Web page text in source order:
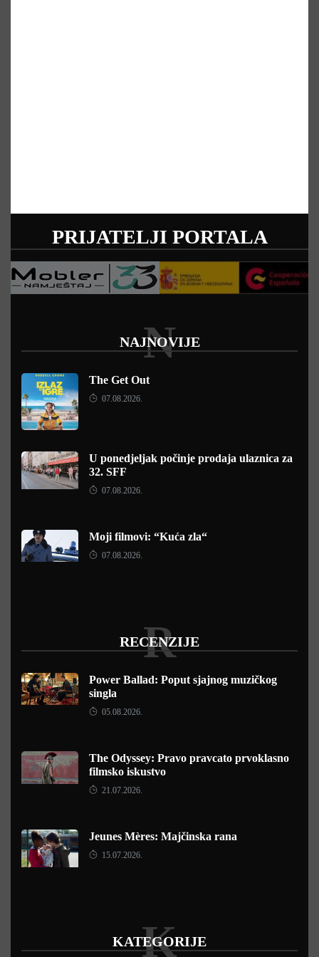
PRIJATELJI PORTALA
NAJNOVIJE
N
The Get Out
07.08.2026.
U ponedjeljak počinje prodaja ulaznica za
32. SFF
07.08.2026.
Moji filmovi: “Kuća zla“
07.08.2026.
RECENZIJE
R
Power Ballad: Poput sjajnog muzičkog
singla
05.08.2026.
The Odyssey: Pravo pravcato prvoklasno
filmsko iskustvo
21.07.2026.
Jeunes Mères: Majčinska rana
15.07.2026.
KATEGORIJE
K